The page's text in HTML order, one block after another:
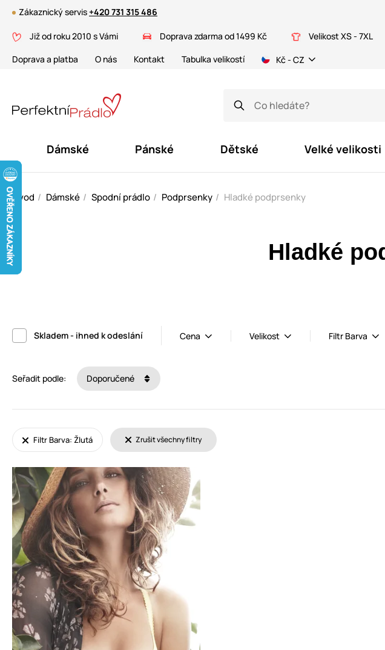
Zákaznický servis+420 731 315 486
Již od roku 2010 s Vámi Doprava zdarma od 1499 Kč Velikost XS - 7XL
Doprava a platba
O nás Kontakt Tabulka velikostí Kč - CZ
Dámské Pánské Dětské Velké velikosti
Úvod Dámské Spodní prádlo Podprsenky Hladké podprsenky
Hladké
Skladem - ihned k odeslání Cena Velikost Filtr Barva
Seřadit podle: Doporučené
Zrušit všechny filtry
Filtr Barva: Žlutá